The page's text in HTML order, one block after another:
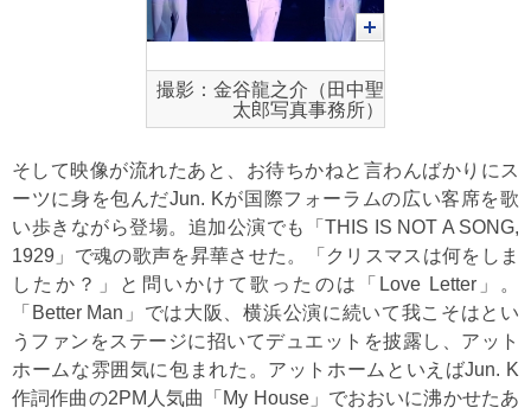
撮影：金谷龍之介（田中聖
太郎写真事務所）
そして映像が流れたあと、お待ちかねと言わんばかりにス
ーツに身を包んだJun. Kが国際フォーラムの広い客席を歌
い歩きながら登場。追加公演でも「THIS IS NOT A SONG,
1929」で魂の歌声を昇華させた。「クリスマスは何をしま
したか？」と問いかけて歌ったのは「Love Letter」。
「Better Man」では大阪、横浜公演に続いて我こそはとい
うファンをステージに招いてデュエットを披露し、アット
ホームな雰囲気に包まれた。アットホームといえばJun. K
作詞作曲の2PM人気曲「My House」でおおいに沸かせたあ